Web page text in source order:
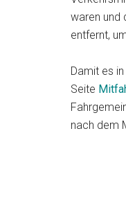
waren und
entfernt,
Damit es
Seite
nach dem